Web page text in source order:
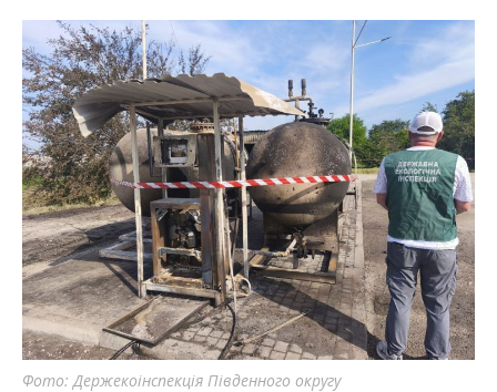
Фото: Держекоінспекція Південного округу